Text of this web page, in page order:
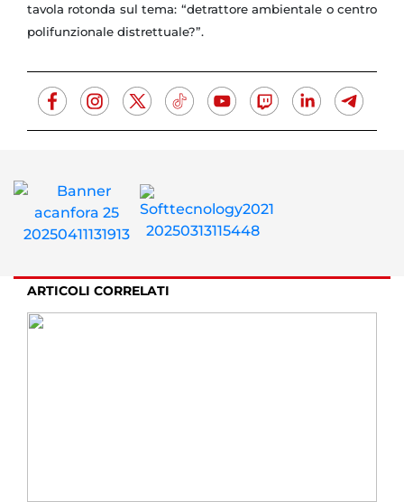
tavola rotonda sul tema: “detrattore ambientale o centro
polifunzionale distrettuale?”.
ARTICOLI CORRELATI